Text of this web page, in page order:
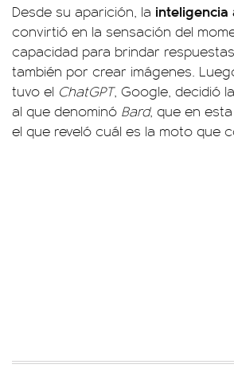
Desde su aparición, la inteligencia
convirtió en la sensación del
capacidad para brindar
también por crear imágenes.
tuvo el ChatGPT, Google, decidió
al que denominó Bard, que en
el que reveló cuál es la moto que